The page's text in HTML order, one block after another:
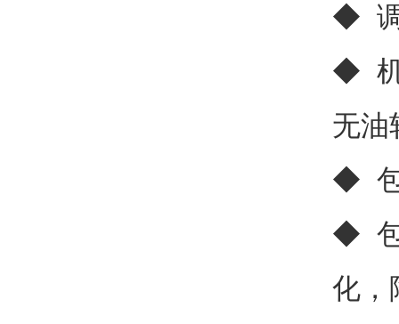
◆ 调
◆ 机
无油
◆ 包
◆ 包
化，